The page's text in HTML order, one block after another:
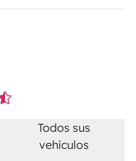
Todos sus
vehículos